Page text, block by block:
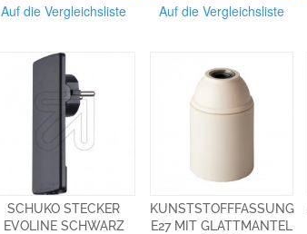
Auf die Vergleichsliste Auf die Vergleichsliste
SCHUKO STECKER
EVOLINE SCHWARZ
KUNSTSTOFFFASSUNG
E27 MIT GLATTMANTEL